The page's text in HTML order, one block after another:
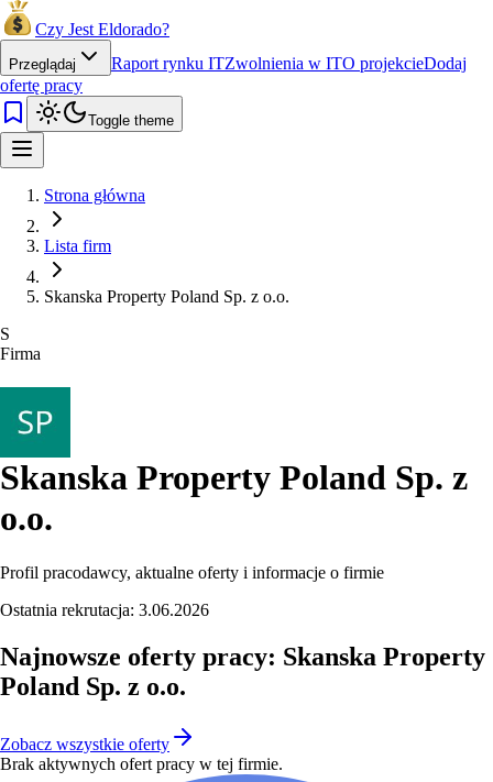
Czy Jest Eldorado?
Przeglądaj Raport rynku ITZwolnienia w ITO projekcieDodaj
ofertę pracy
Toggle theme
Strona główna
Lista firm
Skanska Property Poland Sp. z o.o.
S
Firma
Skanska Property Poland Sp. z
o.o.
Profil pracodawcy, aktualne oferty i informacje o firmie
Ostatnia rekrutacja: 3.06.2026
Najnowsze oferty pracy: Skanska Property
Poland Sp. z o.o.
Zobacz wszystkie oferty
Brak aktywnych ofert pracy w tej firmie.